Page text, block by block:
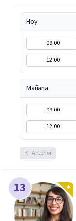
Hoy
09:00
12:00
Mañana
09:00
12:00
Anterior
13